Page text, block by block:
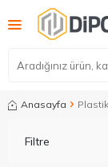
Anasayfa
Filtre